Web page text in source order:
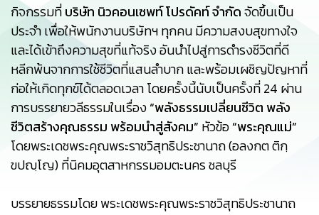
กิจกรรมที่บริษัท นิวคอนเซพท์ โปรดัคท์ จำกัดจัดขึ้นเป็น
ประจำ เพื่อให้พนักงานบริษัทฯ ทุกคน มีความสงบสุขทางใจ
และได้เข้าถึงความสุขที่แท้จริง อันนำไปสู่การดำรงชีวิตที่ดี
หลีกพ้นจากการใช้ชีวิตที่แสนลำบาก และพร้อมเผชิญปัญหาที่
ก่อให้เกิดทุกข์ได้ตลอดเวลา โดยครั้งนี้นับเป็นครั้งที่ 24 ผ่าน
การบรรยายวลีธรรมในเรื่อง“พลังธรรมเปลี่ยนชีวิต พลัง
ชีวิตสร้างคุณธรรม พร้อมนำสู่สังคม” หัวข้อ“พระคุณแม่”
โดยพระเดชพระคุณพระราชวิสุทธิประชานาถ (อลงกต ติกฺ
ขปญฺโญ) ที่นิคมอุตสาหกรรมอมตะนคร ชลบุรี
บรรยายธรรมโดย พระเดชพระคุณพระราชวิสุทธิประชานาถ